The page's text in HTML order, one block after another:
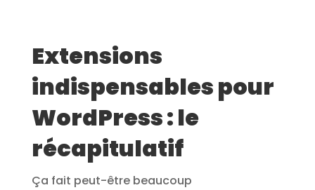
Extensions
indispensables pour
WordPress : le
récapitulatif
Ça fait peut-être beaucoup